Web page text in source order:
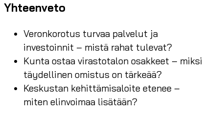
Yhteenveto
Veronkorotus turvaa palvelut ja
investoinnit – mistä rahat tulevat?
Kunta ostaa virastotalon osakkeet – miksi
täydellinen omistus on tärkeää?
Keskustan kehittämisaloite etenee –
miten elinvoimaa lisätään?